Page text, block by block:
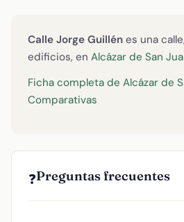
Calle Jorge Guillén es una
edificios, en Alcázar de San
Ficha completa de Alcázar de
Comparativas
❓Preguntas frecuentes